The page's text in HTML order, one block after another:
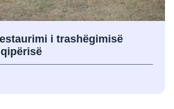
i trashëgimisë